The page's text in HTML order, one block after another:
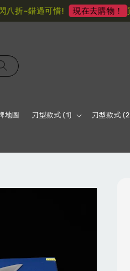
~錯過可惜! 現在去購物！ 買刀
地圖 刀型款式 (1) 刀型款式